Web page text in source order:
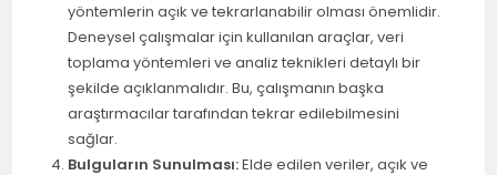
yöntemlerin açık ve tekrarlanabilir olması önemlidir.
Deneysel çalışmalar için kullanılan araçlar, veri
toplama yöntemleri ve analiz teknikleri detaylı bir
şekilde açıklanmalıdır. Bu, çalışmanın başka
araştırmacılar tarafından tekrar edilebilmesini
sağlar.
Bulguların Sunulması:Elde edilen veriler, açık ve